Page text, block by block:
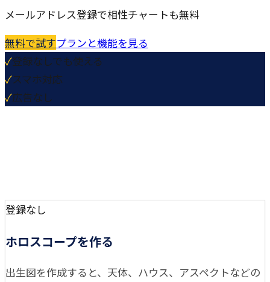
メールアドレス登録で相性チャートも無料
無料で試すプランと機能を見る
✓登録なしでも使える
✓スマホ対応
✓広告なし
登録なし
ホロスコープを作る
出生図を作成すると、天体、ハウス、アスペクトなどの